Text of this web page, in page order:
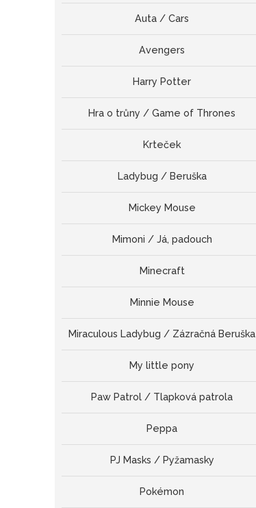
Auta / Cars
Avengers
Harry Potter
Hra o trůny / Game of Thrones
Krteček
Ladybug / Beruška
Mickey Mouse
Mimoni / Já, padouch
Minecraft
Minnie Mouse
Miraculous Ladybug / Zázračná Beruška
My little pony
Paw Patrol / Tlapková patrola
Peppa
PJ Masks / Pyžamasky
Pokémon